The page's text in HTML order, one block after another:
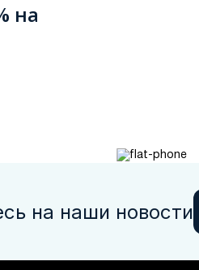
на
на наши новости